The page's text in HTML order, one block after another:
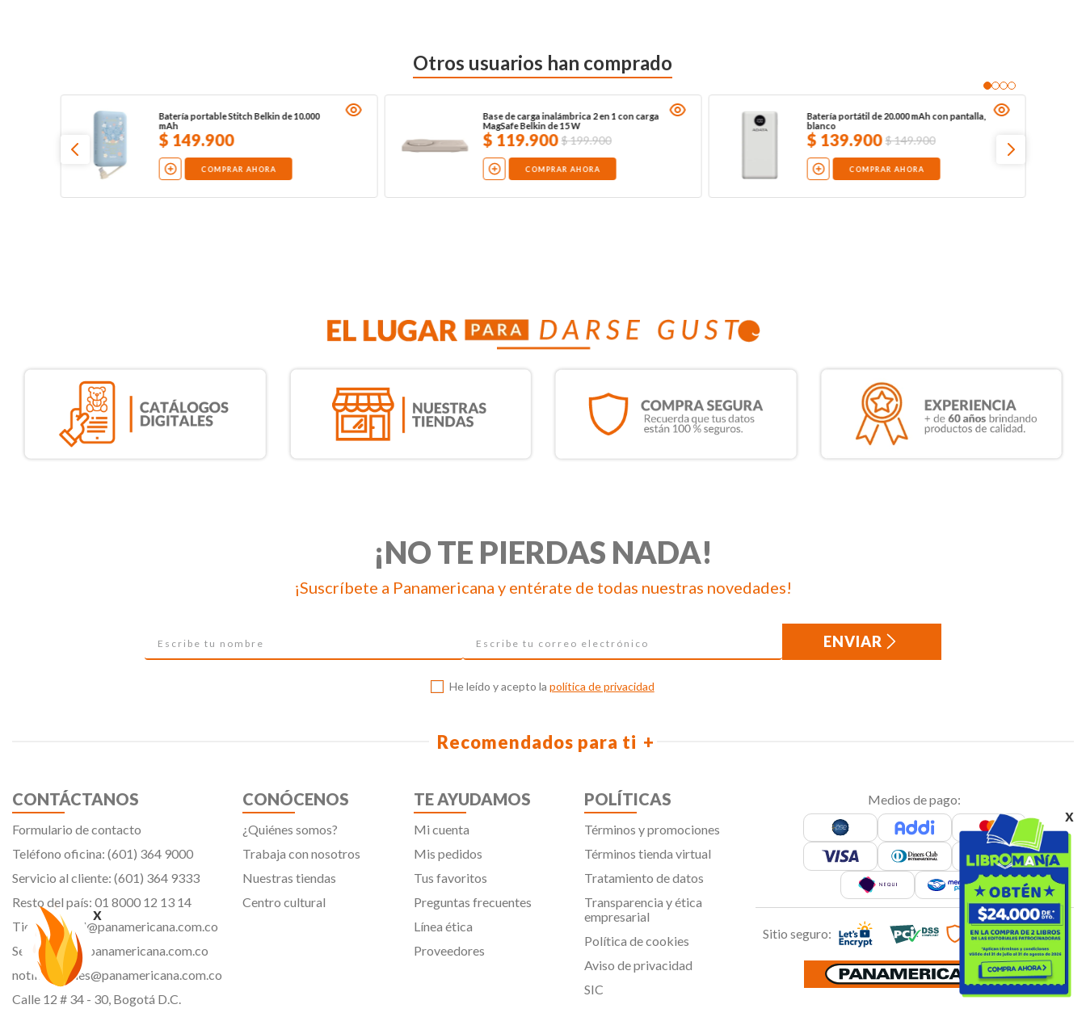
x
x
Otros usuarios han comprado
Batería portable Stitch Belkin de 10.000
mAh
$ 149.900
COMPRAR AHORA
Base de carga inalámbrica 2 en 1 con carga
MagSafe Belkin de 15 W
$ 119.900 $199.900
COMPRAR AHORA
Batería portátil de 20.000 mAh con pantalla,
blanco
$ 139.900 $149.900
COMPRAR AHORA
¡NO TE PIERDAS NADA!
¡Suscríbete a Panamericana y entérate de todas nuestras novedades!
ENVIAR
He leído y acepto la política de privacidad
Recomendados para ti
CONTÁCTANOS
Formulario de contacto
Teléfono oficina: (601) 364 9000
Servicio al cliente: (601) 364 9333
Resto del país: 01 8000 12 13 14
Tiendavirtual@panamericana.com.co
Servicliente@panamericana.com.co
notificaciones@panamericana.com.co
Calle 12 # 34 - 30, Bogotá D.C.
CONÓCENOS
¿Quiénes somos?
Trabaja con nosotros
Nuestras tiendas
Centro cultural
TE AYUDAMOS
Mi cuenta
Mis pedidos
Tus favoritos
Preguntas frecuentes
Línea ética
Proveedores
POLÍTICAS
Términos y promociones
Términos tienda virtual
Tratamiento de datos
Transparencia y ética
empresarial
Política de cookies
Aviso de privacidad
SIC
Medios de pago:
Sitio seguro: